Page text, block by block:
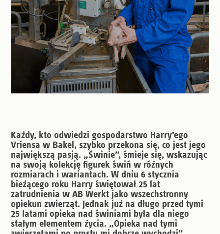
Każdy, kto odwiedzi gospodarstwo Harry’ego
Vriensa w Bakel, szybko przekona się, co jest jego
największą pasją. „Świnie”, śmieje się, wskazując
na swoją kolekcję figurek świń w różnych
rozmiarach i wariantach. W dniu 6 stycznia
bieżącego roku Harry świętował 25 lat
zatrudnienia w AB Werkt jako wszechstronny
opiekun zwierząt. Jednak już na długo przed tymi
25 latami opieka nad świniami była dla niego
stałym elementem życia. „Opieka nad tymi